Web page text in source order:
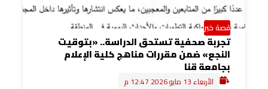
قصة خبر
تجربة صحفية تستحق الدراسة.. «بتوقيت
النجع» ضمن مقررات مناهج كلية الإعلام
بجامعة قنا
الأربعاء 13 مايو 2026 12:47 م